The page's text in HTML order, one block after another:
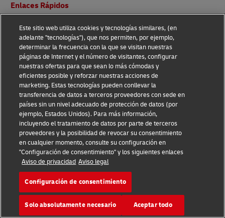
de
pagina
Enlaces Rápidos
Servicio al Cliente
Ingrese al portal de clientes
Portal del Desarrollador
Obtenga una Cotización
Solicitar una Cuenta Comercial
DHL para su empresa
Nuestras Divisiones
DHL Express
DHL Global Forwarding
DHL Supply Chain
Este sitio web utiliza cookies y tecnologías similares, (en
adelante "tecnologías"), que nos permiten, por ejemplo,
determinar la frecuencia con la que se visitan nuestras
páginas de Internet y el número de visitantes, configurar
nuestras ofertas para que sean lo más cómodas y
eficientes posible y reforzar nuestras acciones de
marketing. Estas tecnologías pueden conllevar la
transferencia de datos a terceros proveedores con sede en
países sin un nivel adecuado de protección de datos (por
ejemplo, Estados Unidos). Para más información,
incluyendo el tratamiento de datos por parte de terceros
proveedores y la posibilidad de revocar su consentimiento
en cualquier momento, consulte su configuración en
"Configuración de consentimiento" y los siguientes enlaces
Aviso de privacidad Aviso legal
Configuración de consentimiento
Solo absolutamente necesario Aceptar todo